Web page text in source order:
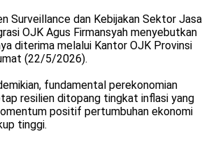
Surveillance dan Kebijakan Sektor Jasa
OJK Agus Firmansyah menyebutkan
diterima melalui Kantor OJK Provinsi
(22/5/2026).
fundamental perekonomian
resilien ditopang tingkat inflasi yang
positif pertumbuhan ekonomi
tinggi.